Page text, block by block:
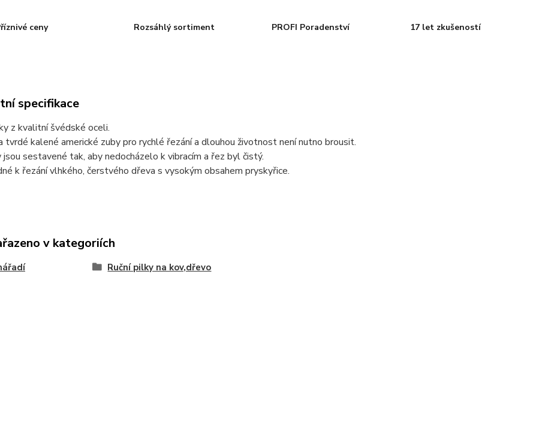
ceny Rozsáhlý sortiment PROFI Poradenství 17 let zkušeností
specifikace
z kvalitní švédské oceli.
tvrdé kalené americké zuby pro rychlé řezání a dlouhou životnost není nutno brousit.
jsou sestavené tak, aby nedocházelo k vibracím a řez byl čistý.
k řezání vlhkého, čerstvého dřeva s vysokým obsahem pryskyřice.
v kategoriích
Ruční pilky na kov,dřevo